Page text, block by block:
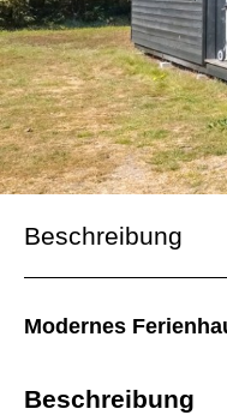
Beschreibung
Modernes
Beschreibung